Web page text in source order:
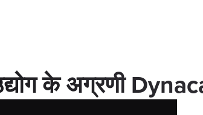
के अग्रणी